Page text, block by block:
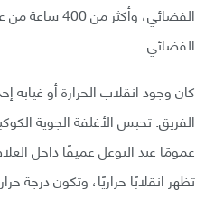
الفضائي،
الفضائي.
كان وجود انقلاب الحرارة أو
الفريق. تحبس الأغلفة الجوية
عمومًا عند التوغل عميقًا داخل
تظهر انقلابًا حراريًا، وتكون درجة